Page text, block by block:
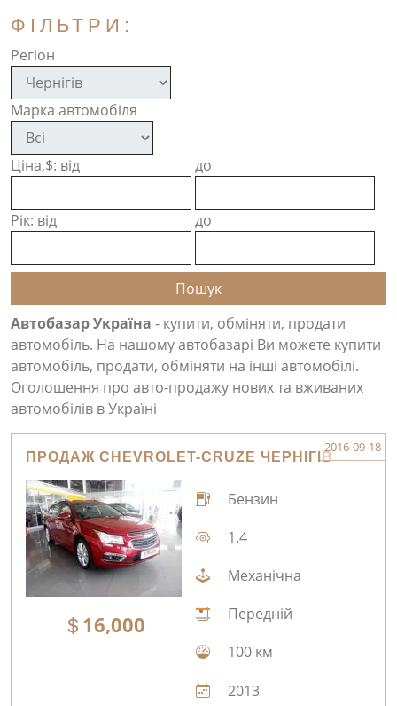
ФІЛЬТРИ:
Регіон
Марка автомобіля
Ціна,$: від до
Рік: від до
Автобазар Україна - купити, обміняти, продати
автомобіль. На нашому автобазарі Ви можете купити
автомобіль, продати, обміняти на інші автомобілі.
Оголошення про авто-продажу нових та вживаних
автомобілів в Україні
ПРОДАЖ CHEVROLET-CRUZE ЧЕРНІГІВ
2016-09-18
16,000
Бензин
1.4
Механічна
Передній
100 км
2013